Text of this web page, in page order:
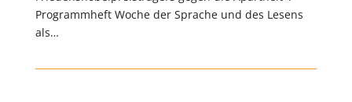
Programmheft Woche der Sprache und des Lesens
als…